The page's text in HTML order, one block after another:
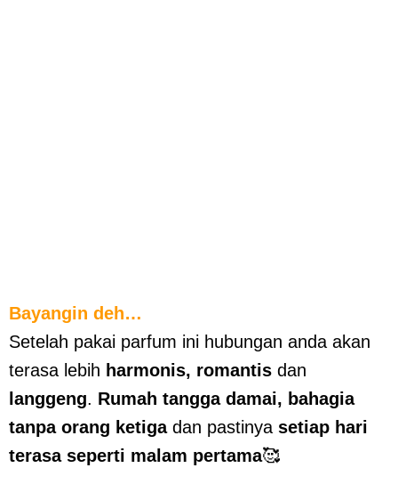
Bayangin deh…
Setelah pakai parfum ini hubungan anda akan
terasa lebih harmonis, romantis dan
langgeng. Rumah tangga damai, bahagia
tanpa orang ketiga dan pastinya setiap hari
terasa seperti malam pertama🥰